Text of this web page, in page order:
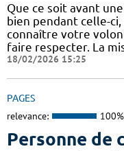
Que ce soit avant
bien pendant celle-
connaître votre
faire respecter. La
18/02/2026 15:25
PAGES
relevance: 100%
Personne de